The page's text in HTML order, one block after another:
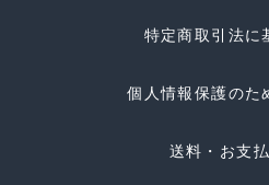
特定商取引法に
個人情報保護のた
送料・お支